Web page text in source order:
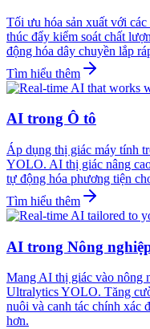
Tối ưu hóa sản xuất với
thúc đẩy kiểm soát chất
động hóa dây chuyền lắp
Tìm hiểu thêm
AI trong Ô tô
Áp dụng thị giác máy tính
YOLO. AI thị giác nâng
tự động hóa phương tiện
Tìm hiểu thêm
AI trong Nông
Mang AI thị giác vào nông
Ultralytics YOLO. Tăng
nuôi và canh tác chính xác
hơn.